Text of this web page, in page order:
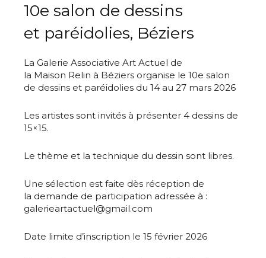
10e salon de dessins
et paréidolies, Béziers
La Galerie Associative Art Actuel de
la Maison Relin à Béziers organise le 10e salon
de dessins et paréidolies du 14 au 27 mars 2026
Les artistes sont invités à présenter 4 dessins de
15×15.
Le thème et la technique du dessin sont libres.
Une sélection est faite dès réception de
la demande de participation adressée à :
galerieartactuel@gmail.com
Date limite d’inscription le 15 février 2026